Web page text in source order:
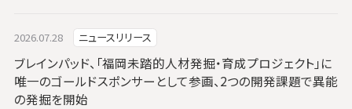
2026.07.28 ニュースリリース
ブレインパッド、「福岡未踏的人材発掘・育成プロジェクト」に
唯一のゴールドスポンサーとして参画、2つの開発課題で異能
の発掘を開始